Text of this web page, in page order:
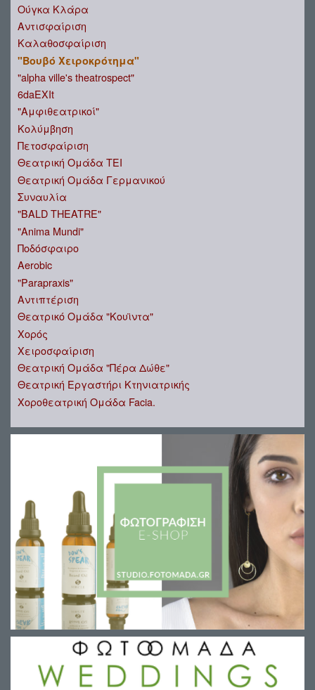
Ούγκα Κλάρα
Αντισφαίριση
Καλαθοσφαίριση
"Βουβό Χειροκρότημα"
"alpha ville's theatrospect"
6daEXIt
"Αμφιθεατρικοί"
Κολύμβηση
Πετοσφαίριση
Θεατρική Ομάδα ΤΕΙ
Θεατρική Ομάδα Γερμανικού
Συναυλία
"BALD THEATRE"
"Anima Mundi"
Ποδόσφαιρο
Aerobic
"Parapraxis"
Αντιπτέριση
Θεατρικό Ομάδα "Κουϊντα"
Χορός
Χειροσφαίριση
Θεατρική Ομάδα "Πέρα Δώθε"
Θεατρική Εργαστήρι Κτηνιατρικής
Χοροθεατρική Ομάδα Facia.